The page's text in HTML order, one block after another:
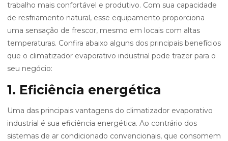
trabalho mais confortável e produtivo. Com sua capacidade
de resfriamento natural, esse equipamento proporciona
uma sensação de frescor, mesmo em locais com altas
temperaturas. Confira abaixo alguns dos principais benefícios
que o climatizador evaporativo industrial pode trazer para o
seu negócio:
1. Eficiência energética
Uma das principais vantagens do climatizador evaporativo
industrial é sua eficiência energética. Ao contrário dos
sistemas de ar condicionado convencionais, que consomem